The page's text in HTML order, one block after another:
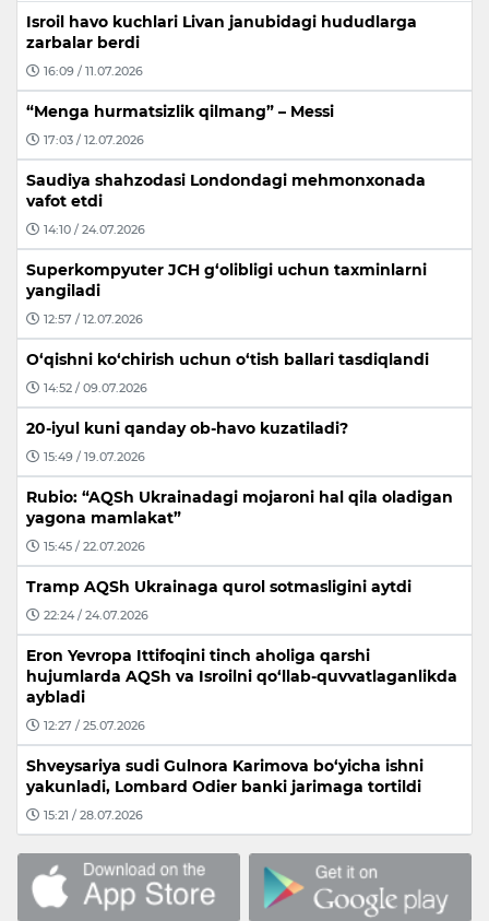
Isroil havo kuchlari Livan janubidagi hududlarga
zarbalar berdi
16:09 / 11.07.2026
“Menga hurmatsizlik qilmang” – Messi
17:03 / 12.07.2026
Saudiya shahzodasi Londondagi mehmonxonada
vafot etdi
14:10 / 24.07.2026
Superkompyuter JCH g‘olibligi uchun taxminlarni
yangiladi
12:57 / 12.07.2026
O‘qishni ko‘chirish uchun o‘tish ballari tasdiqlandi
14:52 / 09.07.2026
20-iyul kuni qanday ob-havo kuzatiladi?
15:49 / 19.07.2026
Rubio: “AQSh Ukrainadagi mojaroni hal qila oladigan
yagona mamlakat”
15:45 / 22.07.2026
Tramp AQSh Ukrainaga qurol sotmasligini aytdi
22:24 / 24.07.2026
Eron Yevropa Ittifoqini tinch aholiga qarshi
hujumlarda AQSh va Isroilni qo‘llab-quvvatlaganlikda
aybladi
12:27 / 25.07.2026
Shveysariya sudi Gulnora Karimova bo‘yicha ishni
yakunladi, Lombard Odier banki jarimaga tortildi
15:21 / 28.07.2026